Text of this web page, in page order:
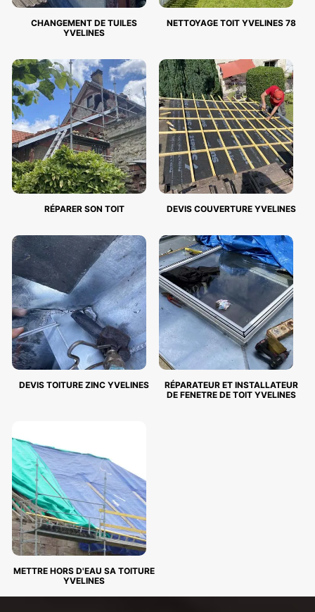
CHANGEMENT DE TUILES
YVELINES
NETTOYAGE TOIT YVELINES 78
RÉPARER SON TOIT DEVIS COUVERTURE YVELINES
DEVIS TOITURE ZINC YVELINES
RÉPARATEUR ET INSTALLATEUR
DE FENETRE DE TOIT YVELINES
METTRE HORS D'EAU SA TOITURE
YVELINES